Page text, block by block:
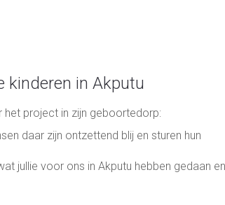
kinderen in Akputu
het project in zijn geboortedorp:
daar zijn ontzettend blij en sturen hun
jullie voor ons in Akputu hebben gedaan en